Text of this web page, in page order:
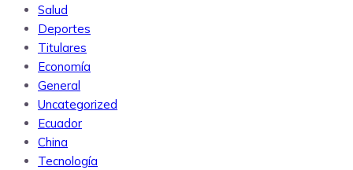
Salud
Deportes
Titulares
Economía
General
Uncategorized
Ecuador
China
Tecnología